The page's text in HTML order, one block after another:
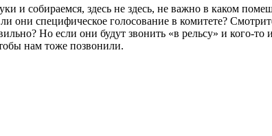
и собираемся, здесь не здесь, не важно в каком
они специфическое голосование в комитете?
Но если они будут звонить «в рельсу» и кого-
нам тоже позвонили.